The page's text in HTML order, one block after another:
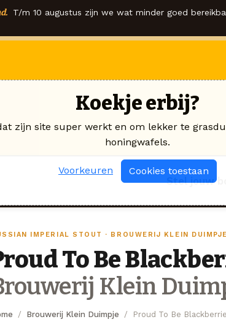
T/m 10 augustus zijn we wat minder goed
Stel jouw
IMPERIAL STOUT · BROUWERIJ KLEIN DUIMPJE
To Be
Klein
Brouwerij Klein Duimpje Proud To Be
Koekje erbij?
zijn site super werkt en om lekker te
honingwafels.
Voorkeuren Cookies toestaan